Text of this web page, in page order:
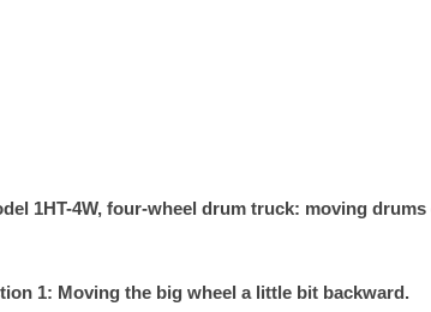
1HT-4W, four-wheel drum truck: moving
1: Moving the big wheel a little bit backward.